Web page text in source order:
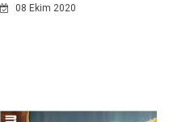
08 Ekim 2020